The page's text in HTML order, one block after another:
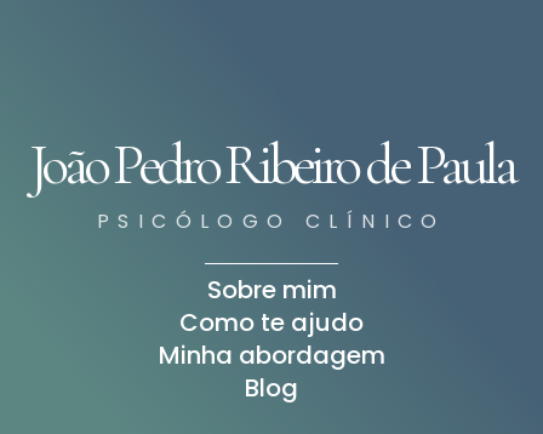
João Pedro Ribeiro de Paula
PSICÓLOGO CLÍNICO
Sobre mim
Como te ajudo
Minha abordagem
Blog